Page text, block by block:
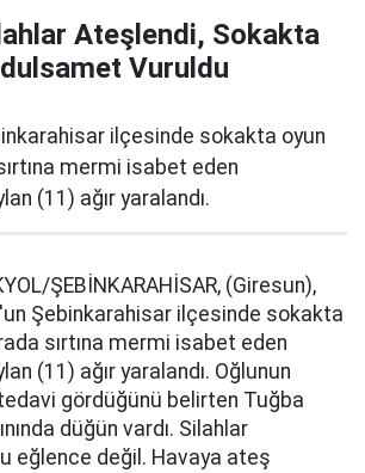
Ateşlendi, Sokakta
Vuruldu
ilçesinde sokakta oyun
mermi isabet eden
(11) ağır yaralandı.
ŞEBİNKARAHİSAR, (Giresun),
Şebinkarahisar ilçesinde sokakta
sırtına mermi isabet eden
(11) ağır yaralandı. Oğlunun
gördüğünü belirten Tuğba
düğün vardı. Silahlar
eğlence değil. Havaya ateş